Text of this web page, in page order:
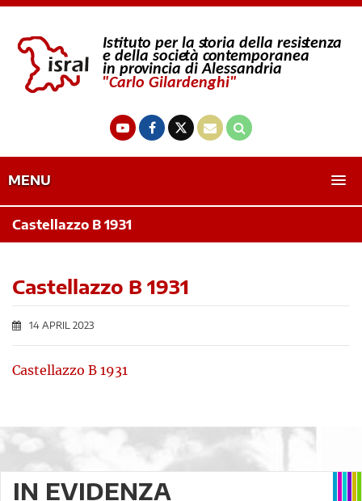
MENU
Castellazzo B 1931
Castellazzo B 1931
14 APRIL 2023
Castellazzo B 1931
IN EVIDENZA